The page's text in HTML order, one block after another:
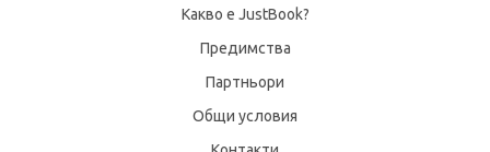
Какво е JustBook?
Предимства
Партньори
Общи условия